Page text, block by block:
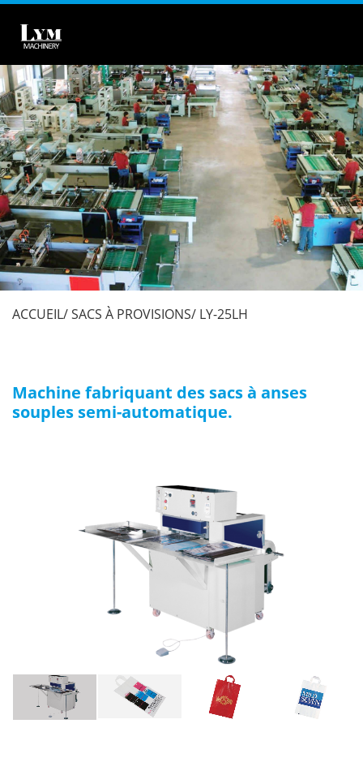
ACCUEIL SACS À PROVISIONS LY-25LH
Machine fabriquant des sacs à anses
souples semi-automatique.